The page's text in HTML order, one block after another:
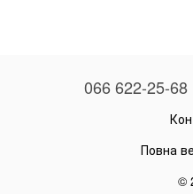
066 622-25-68
Повна
©